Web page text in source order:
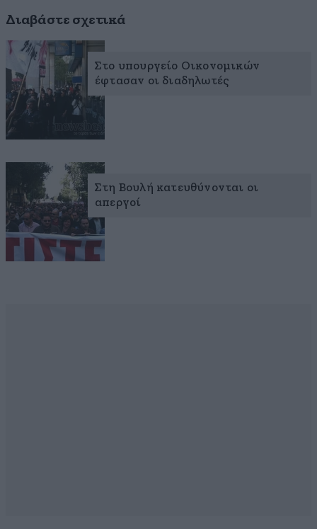
Διαβάστε σχετικά
Στο υπουργείο Οικονομικών
έφτασαν οι διαδηλωτές
Στη Βουλή κατευθύνονται οι
απεργοί